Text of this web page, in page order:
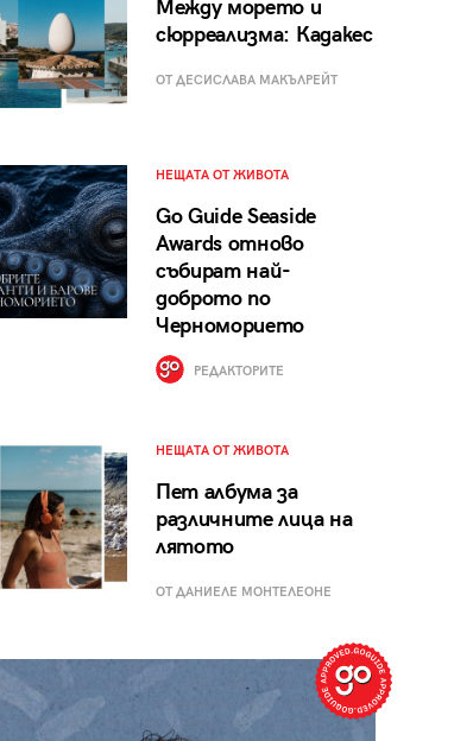
Между морето и
сюрреализма: Кадакес
ОТ ДЕСИСЛАВА МАКЪЛРЕЙТ
НЕЩАТА ОТ ЖИВОТА
Go Guide Seaside
Awards отново
събират най-
доброто по
Черноморието
РЕДАКТОРИТЕ
НЕЩАТА ОТ ЖИВОТА
Пет албума за
различните лица на
лятото
ОТ ДАНИЕЛЕ МОНТЕЛЕОНЕ